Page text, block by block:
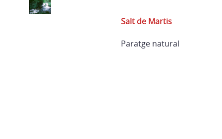
Salt de Martis
Paratge natural